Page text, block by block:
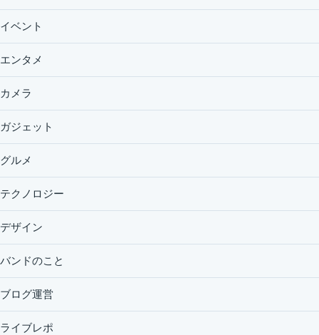
イベント
エンタメ
カメラ
ガジェット
グルメ
テクノロジー
デザイン
バンドのこと
ブログ運営
ライブレポ